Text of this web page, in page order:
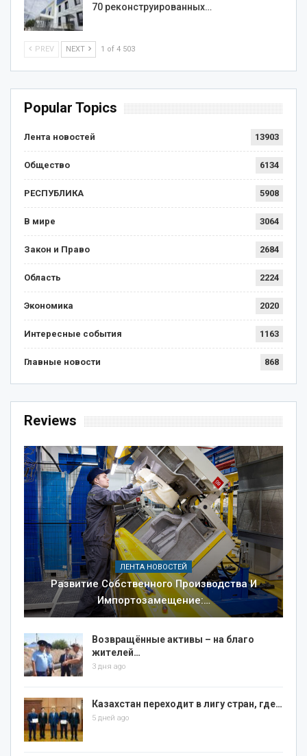
70 реконструированных…
PREV NEXT 1 of 4 503
Popular Topics
Лента новостей 13903
Общество 6134
РЕСПУБЛИКА 5908
В мире 3064
Закон и Право 2684
Область 2224
Экономика 2020
Интересные события 1163
Главные новости 868
Reviews
ЛЕНТА НОВОСТЕЙ
Развитие Собственного Производства И
Импортозамещение:…
Возвращённые активы – на благо
жителей…
3 дня ago
Казахстан переходит в лигу стран, где…
5 дней ago